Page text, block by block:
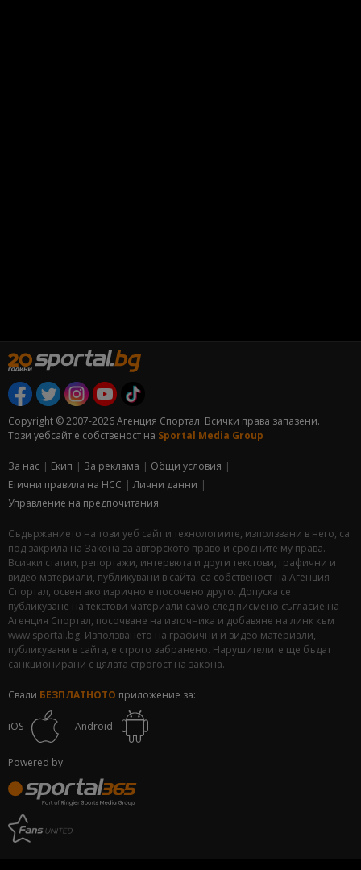
Copyright © 2007-2026 Агенция Спортал. Всички права запазени.
Този уебсайт е собственост на Sportal Media Group
За нас Екип За рекламa
Общи условия
Етични правила на НСС
Лични данни
Управление на предпочитания
Съдържанието на този уеб сайт и технологиите, използвани в него, са
под закрила на Закона за авторското право и сродните му права.
Всички статии, репортажи, интервюта и други текстови, графични и
видео материали, публикувани в сайта, са собственост на Агенция
Спортал, освен ако изрично е посочено друго. Допуска се
публикуване на текстови материали само след писмено съгласие на
Агенция Спортал, посочване на източника и добавяне на линк към
www.sportal.bg. Използването на графични и видео материали,
публикувани в сайта, е строго забранено. Нарушителите ще бъдат
санкционирани с цялата строгост на закона.
Свали БЕЗПЛАТНОТО приложение за:
iOS Android
Powered by: